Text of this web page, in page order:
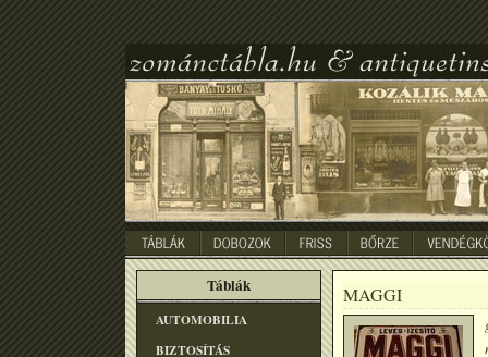
Táblák
AUTOMOBILIA
BIZTOSÍTÁS
MAGGI